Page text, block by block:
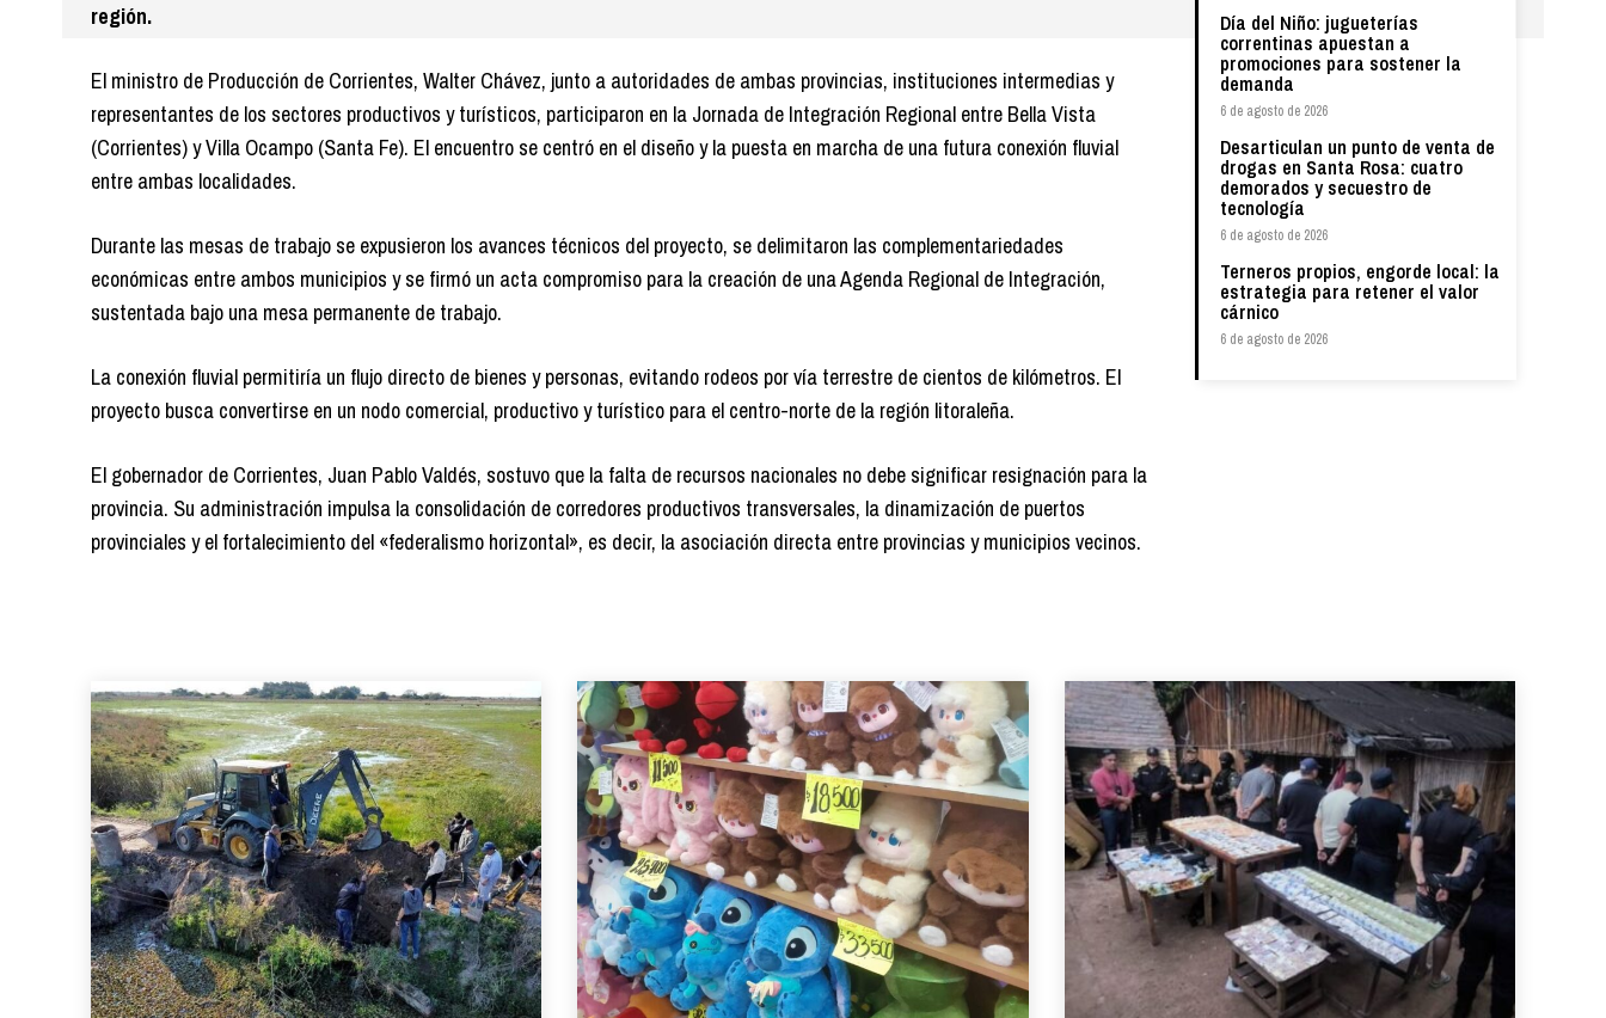
región.
El ministro de Producción de Corrientes, Walter Chávez, junto a autoridades de ambas provincias, instituciones intermedias y
representantes de los sectores productivos y turísticos, participaron en la Jornada de Integración Regional entre Bella Vista
(Corrientes) y Villa Ocampo (Santa Fe). El encuentro se centró en el diseño y la puesta en marcha de una futura conexión fluvial
entre ambas localidades.
Durante las mesas de trabajo se expusieron los avances técnicos del proyecto, se delimitaron las complementariedades
económicas entre ambos municipios y se firmó un acta compromiso para la creación de una Agenda Regional de Integración,
sustentada bajo una mesa permanente de trabajo.
La conexión fluvial permitiría un flujo directo de bienes y personas, evitando rodeos por vía terrestre de cientos de kilómetros. El
proyecto busca convertirse en un nodo comercial, productivo y turístico para el centro-norte de la región litoraleña.
El gobernador de Corrientes, Juan Pablo Valdés, sostuvo que la falta de recursos nacionales no debe significar resignación para la
provincia. Su administración impulsa la consolidación de corredores productivos transversales, la dinamización de puertos
provinciales y el fortalecimiento del «federalismo horizontal», es decir, la asociación directa entre provincias y municipios vecinos.
Día del Niño: jugueterías
correntinas apuestan a
promociones para sostener la
demanda
6 de agosto de 2026
Desarticulan un punto de venta de
drogas en Santa Rosa: cuatro
demorados y secuestro de
tecnología
6 de agosto de 2026
Terneros propios, engorde local: la
estrategia para retener el valor
cárnico
6 de agosto de 2026